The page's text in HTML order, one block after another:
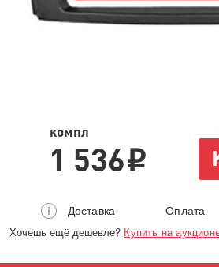
компл
1 536i
Доставка Оплата
Хочешь ещё дешевле? Купить на